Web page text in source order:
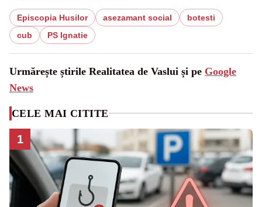
Episcopia Husilor asezamant social
botesti
cub
PS Ignatie
Urmărește știrile Realitatea de Vaslui și pe Google
News
CELE MAI CITITE
1